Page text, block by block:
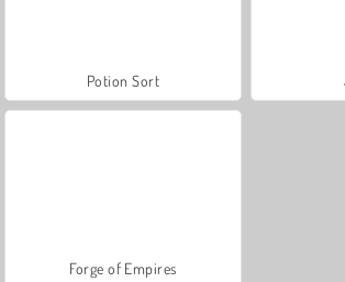
Potion Sort
Forge of Empires